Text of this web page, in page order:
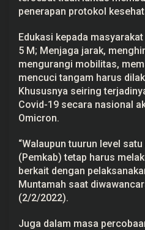
k
e
penerapan protokol
Edukasi kepada
5 M; Menjaga jarak,
mengurangi mobilitas,
mencuci tangam harus
Khususnya seiring
Covid-19 secara nasional
Omicron.
“Walaupun tuurun level
(Pemkab) tetap harus
berkait dengan
Muntamah saat
(2/2/2022).
Juga dalam masa